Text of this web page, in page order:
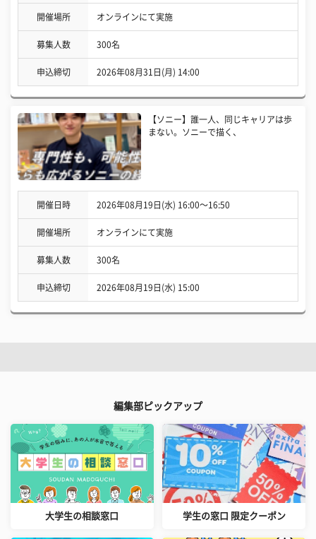
開催場所 オンラインにて実施
募集人数 300名
申込締切 2026年08月31日(月) 14:00
【ソニー】誰一人、同じキャリアは歩
まない。ソニーで描く、
開催日時 2026年08月19日(水) 16:00〜16:50
開催場所 オンラインにて実施
募集人数 300名
申込締切 2026年08月19日(水) 15:00
編集部ピックアップ
大学生の相談窓口 学生の窓口 限定クーポン